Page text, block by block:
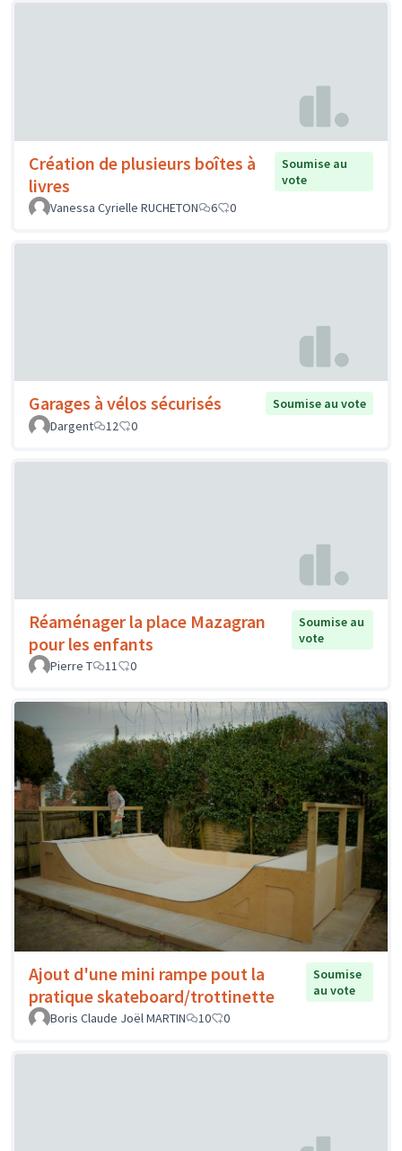
Création de plusieurs boîtes à
livres
Soumise au
vote
Vanessa Cyrielle RUCHETON
6 0
Garages à vélos sécurisés
Soumise au vote
Dargent
12 0
Réaménager la place Mazagran
pour les enfants
Soumise au
vote
Pierre T
11 0
Ajout d'une mini rampe pout la
pratique skateboard/trottinette
Soumise
au vote
Boris Claude Joël MARTIN
10 0